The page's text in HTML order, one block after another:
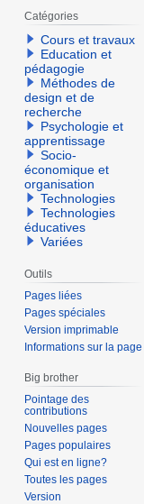
Catégories
Cours et travaux
Education et
pédagogie
Méthodes de
design et de
recherche
Psychologie et
apprentissage
Socio-
économique et
organisation
Technologies
Technologies
éducatives
Variées
Outils
Pages liées
Pages spéciales
Version imprimable
Informations sur la page
Big brother
Pointage des
contributions
Nouvelles pages
Pages populaires
Qui est en ligne?
Toutes les pages
Version